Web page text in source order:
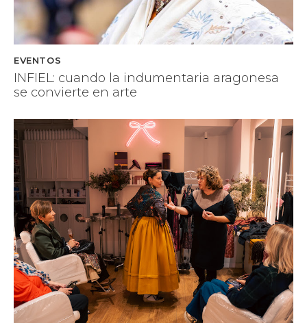
EVENTOS
INFIEL: cuando la indumentaria aragonesa
se convierte en arte